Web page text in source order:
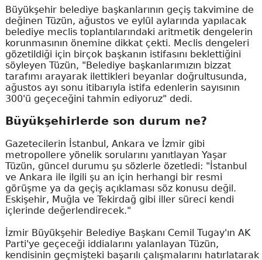
Büyükşehir belediye başkanlarının geçiş takvimine de
değinen Tüzün, ağustos ve eylül aylarında yapılacak
belediye meclis toplantılarındaki aritmetik dengelerin
korunmasının önemine dikkat çekti. Meclis dengeleri
gözetildiği için birçok başkanın istifasını beklettiğini
söyleyen Tüzün, "Belediye başkanlarımızın bizzat
tarafımı arayarak ilettikleri beyanlar doğrultusunda,
ağustos ayı sonu itibarıyla istifa edenlerin sayısının
300'ü geçeceğini tahmin ediyoruz" dedi.
Büyükşehirlerde son durum ne?
Gazetecilerin İstanbul, Ankara ve İzmir gibi
metropollere yönelik sorularını yanıtlayan Yaşar
Tüzün, güncel durumu şu sözlerle özetledi: "İstanbul
ve Ankara ile ilgili şu an için herhangi bir resmi
görüşme ya da geçiş açıklaması söz konusu değil.
Eskişehir, Muğla ve Tekirdağ gibi iller süreci kendi
içlerinde değerlendirecek."
İzmir Büyükşehir Belediye Başkanı Cemil Tugay'ın AK
Parti'ye geçeceği iddialarını yalanlayan Tüzün,
kendisinin geçmişteki başarılı çalışmalarını hatırlatarak